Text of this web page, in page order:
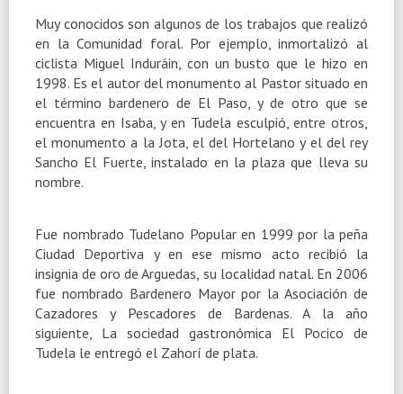
Muy conocidos son algunos de los trabajos que realizó
en la Comunidad foral. Por ejemplo, inmortalizó al
ciclista Miguel Induráin, con un busto que le hizo en
1998. Es el autor del monumento al Pastor situado en
el término bardenero de El Paso, y de otro que se
encuentra en Isaba, y en Tudela esculpió, entre otros,
el monumento a la Jota , el del Hortelano y el del rey
Sancho El Fuerte, instalado en la plaza que lleva su
nombre.
Fue nombrado Tudelano Popular en 1999 por la peña
Ciudad Deportiva y en ese mismo acto recibió la
insignia de oro de Arguedas, su localidad natal. En 2006
fue nombrado Bardenero Mayor por la Asociación de
Cazadores y Pescadores de Bardenas. A la año
siguiente, La sociedad gastronómica El Pocico de
Tudela le entregó el Zahorí de plata.